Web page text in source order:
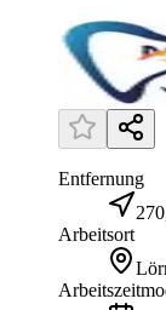
Entfernung
Arbeitsort